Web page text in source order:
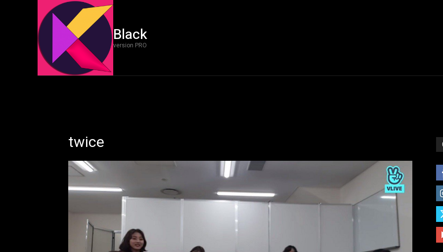
Black
version PRO
twice